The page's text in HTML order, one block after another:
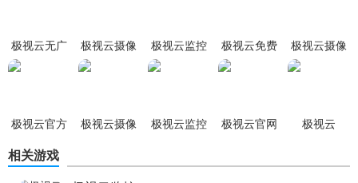
查询。
极视云监控玩法
1. 快速上手：下载并注册账号后，根据指引添加摄像头设
极视云无广
极视云摄像
极视云监控
极视云免费
极视云摄像
极视云官方
极视云摄像
极视云监控 极视云官网 极视云
相关游戏